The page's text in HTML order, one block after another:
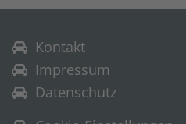
Kontakt
Impressum
Datenschutz